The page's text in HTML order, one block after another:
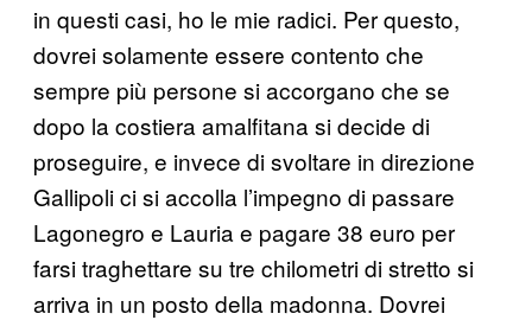
in questi casi, ho le mie radici. Per questo,
dovrei solamente essere contento che
sempre più persone si accorgano che se
dopo la costiera amalfitana si decide di
proseguire, e invece di svoltare in direzione
Gallipoli ci si accolla l’impegno di passare
Lagonegro e Lauria e pagare 38 euro per
farsi traghettare su tre chilometri di stretto si
arriva in un posto della madonna. Dovrei